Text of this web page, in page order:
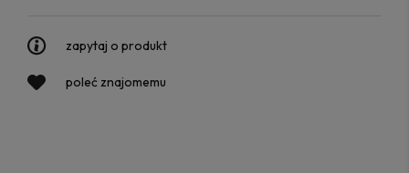
zapytaj o produkt
poleć znajomemu